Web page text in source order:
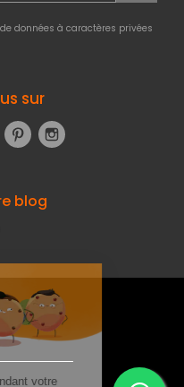
données à caractères privées
sur
Google+Pinterest
blog